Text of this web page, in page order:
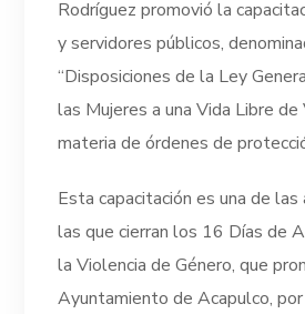
Rodríguez promovió la
y servidores públicos,
“Disposiciones de la Ley
las Mujeres a una Vida Libre de
materia de órdenes de
Esta capacitación es una de
las que cierran los 16 Días de
la Violencia de Género, que
Ayuntamiento de Acapulco,